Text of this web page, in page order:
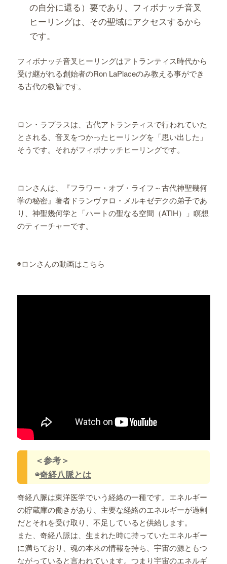
の自分に還る）要であり、フィボナッチ音叉
ヒーリングは、その聖域にアクセスするから
です。
フィボナッチ音叉ヒーリングはアトランティス時代から
受け継がれる創始者のRon LaPlaceのみ教える事ができ
る古代の叡智です。
ロン・ラプラスは、古代アトランティスで行われていた
とされる、音叉をつかったヒーリングを「思い出した」
そうです。それがフィボナッチヒーリングです。
ロンさんは、『フラワー・オブ・ライフ～古代神聖幾何
学の秘密』著者ドランヴァロ・メルキゼデクの弟子であ
り、神聖幾何学と「ハートの聖なる空間（ATIH）」瞑想
のティーチャーです。
◉ロンさんの動画はこちら
＜参考＞
◉奇経八脈とは
奇経八脈は東洋医学でいう経絡の一種です。エネルギー
の貯蔵庫の働きがあり、主要な経絡のエネルギーが過剰
だとそれを受け取り、不足していると供給します。
また、奇経八脈は、生まれた時に持っていたエネルギー
に満ちており、魂の本来の情報を持ち、宇宙の源ともつ
ながっていると言われています。つまり宇宙のエネルギ